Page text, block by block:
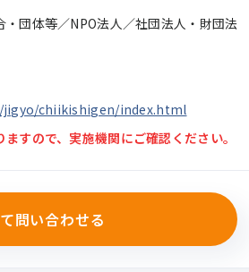
団体等／NPO法人／社団法人・財団法
chiikishigen/index.html
すので、実施機関にご確認ください。
問い合わせる